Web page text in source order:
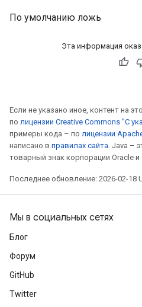
По умолчанию ложь
Эта информация
Если не указано иное, контент на
по лицензии Creative Commons "С
примеры кода – по лицензии
написано в правилах сайта. Java –
товарный знак корпорации Oracle
Последнее обновление: 2026-02-18
Мы в социальных сетях
Блог
Форум
GitHub
Twitter